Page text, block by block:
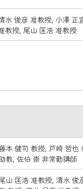
水 俊彦 准教授, 小澤 正
教授, 尾山 匡浩 准教授
本 健司 教授, 戸崎 哲也
教, 佐伯 崇 非常勤講師
山 匡浩 准教授, 清水 俊